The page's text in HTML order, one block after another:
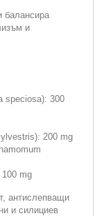
балансира
и
speciosa): 300
200 mg
100 mg
антислепващи
и силициев